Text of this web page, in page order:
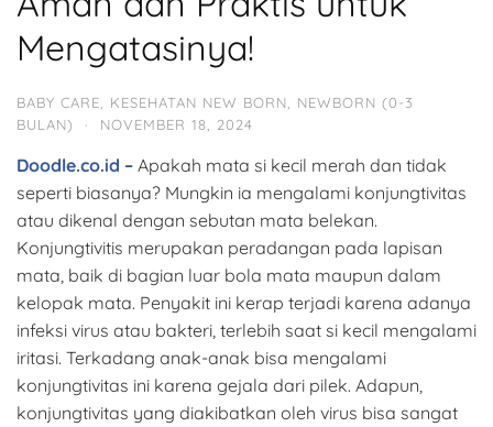
Mengatasinya!
BABY CARE KESEHATAN NEW BORN
NEWBORN (0-3
BULAN)
· NOVEMBER 18, 2024
Doodle.co.id – Apakah mata si kecil merah dan tidak
seperti biasanya? Mungkin ia mengalami konjungtivitas
atau dikenal dengan sebutan mata belekan.
Konjungtivitis merupakan peradangan pada lapisan
mata, baik di bagian luar bola mata maupun dalam
kelopak mata. Penyakit ini kerap terjadi karena adanya
infeksi virus atau bakteri, terlebih saat si kecil mengalami
iritasi. Terkadang anak-anak bisa mengalami
konjungtivitas ini karena gejala dari pilek. Adapun,
konjungtivitas yang diakibatkan oleh virus bisa sangat